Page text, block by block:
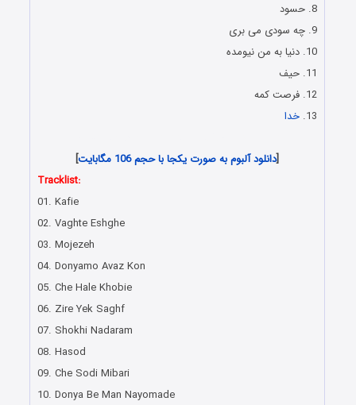
8. حسود
9. چه سودی می بری
10. دنیا به من نیومده
11. حیف
12. فرصت کمه
13. خدا
[دانلود آلبوم به صورت یکجا با حجم 106 مگابایت
]
Tracklist:
01. Kafie
02. Vaghte Eshghe
03. Mojezeh
04. Donyamo Avaz Kon
05. Che Hale Khobie
06. Zire Yek Saghf
07. Shokhi Nadaram
08. Hasod
09. Che Sodi Mibari
10. Donya Be Man Nayomade